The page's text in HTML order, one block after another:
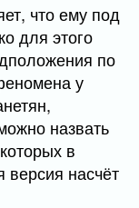
что ему под
для этого
по
у
назвать
в
версия насчёт